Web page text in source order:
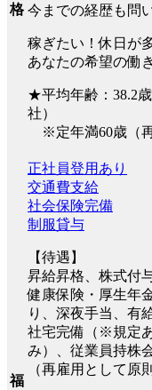
格 今までの経歴も問
稼ぎたい！休日が
あなたの希望の働
★平均年齢：38.2
社）
※定年満60歳（再
福
正社員登用あり
交通費支給
社会保険完備
制服貸与
【待遇】
昇給昇格、株式付
健康保険・厚生年
り、深夜手当、有
社宅完備（※規定
み）、従業員持株
（再雇用として原